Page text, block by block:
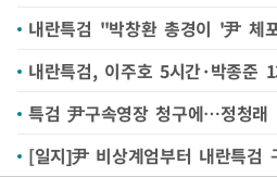
[일지]尹 비상계엄부터 내란특검